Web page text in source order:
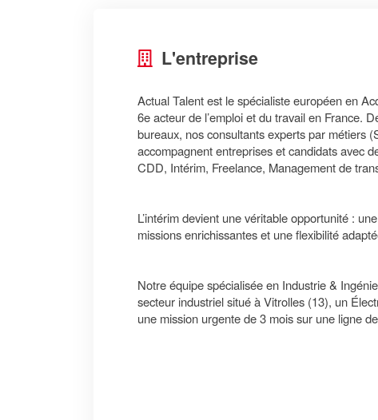
L'entreprise
Actual Talent est le spécialiste européen en
6e acteur de l’emploi et du travail en France.
bureaux, nos consultants experts par métiers
accompagnent entreprises et candidats avec
CDD, Intérim, Freelance, Management de
L’intérim devient une véritable opportunité :
missions enrichissantes et une flexibilité
Notre équipe spécialisée en Industrie &
secteur industriel situé à Vitrolles (13), un
une mission urgente de 3 mois sur une ligne